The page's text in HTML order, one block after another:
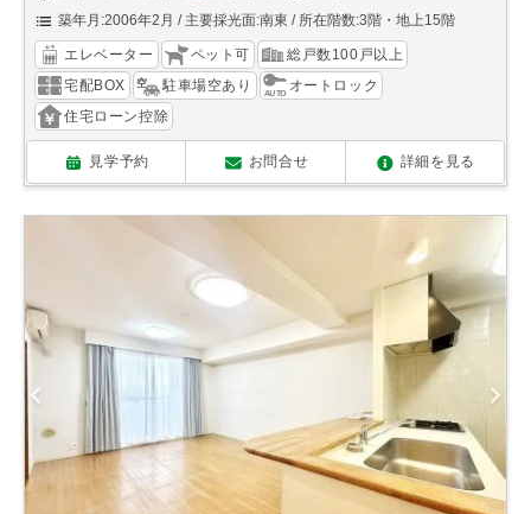
築年月:2006年2月
主要採光面:南東 所在階数:3階・地上15階
エレベーター ペット可
総戸数100戸以上
宅配BOX
駐車場空あり
オートロック
住宅ローン控除
見学予約 お問合せ 詳細を見る